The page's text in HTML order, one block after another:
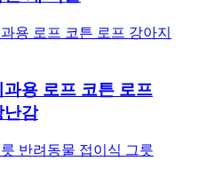
용 로프 코튼 로프
난감